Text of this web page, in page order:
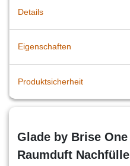
Details
Eigenschaften
Produktsicherheit
Glade by Brise
Raumduft